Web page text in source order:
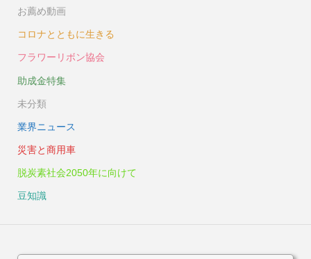
お薦め動画
コロナとともに生きる
フラワーリボン協会
助成金特集
未分類
業界ニュース
災害と商用車
脱炭素社会2050年に向けて
豆知識